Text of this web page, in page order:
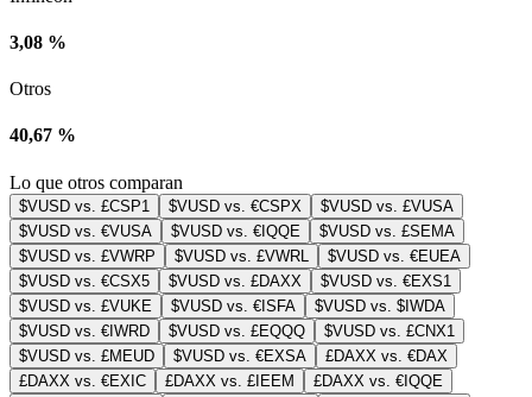
3,08 %
Otros
40,67 %
Lo que otros comparan
$VUSD vs. £CSP1 $VUSD vs. €CSPX
$VUSD vs. £VUSA
$VUSD vs. €VUSA
$VUSD vs. €IQQE
$VUSD vs. £SEMA
$VUSD vs. £VWRP
$VUSD vs. £VWRL
$VUSD vs. €EUEA
$VUSD vs. €CSX5
$VUSD vs. £DAXX
$VUSD vs. €EXS1
$VUSD vs. £VUKE
$VUSD vs. €ISFA
$VUSD vs. $IWDA
$VUSD vs. €IWRD
$VUSD vs. £EQQQ
$VUSD vs. £CNX1
$VUSD vs. £MEUD
$VUSD vs. €EXSA
£DAXX vs. €DAX
£DAXX vs. €EXIC
£DAXX vs. £IEEM
£DAXX vs. €IQQE